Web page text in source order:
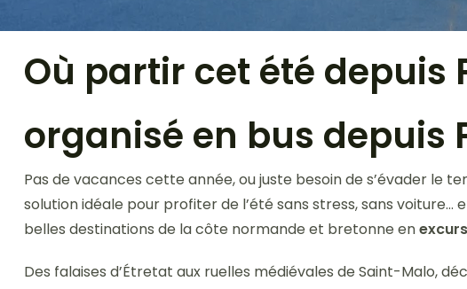
Où partir cet été depuis
organisé en bus depuis
Pas de vacances cette année, ou juste besoin de s’évader le
solution idéale pour profiter de l’été sans stress, sans voiture…
belles destinations de la côte normande et bretonne en
Des falaises d’Étretat aux ruelles médiévales de Saint-Malo,